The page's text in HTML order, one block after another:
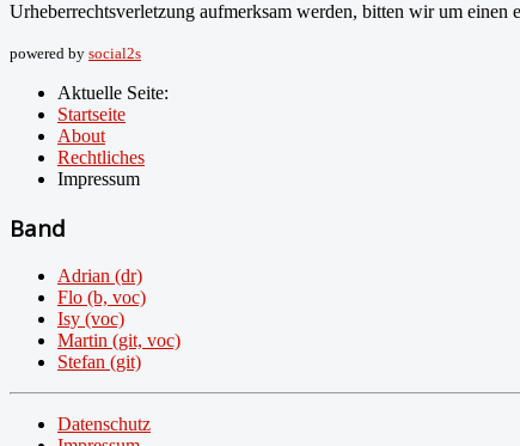
Urheberrechtsverletzung aufmerksam werden, bitten wir um
powered by social2s
Aktuelle Seite:
Startseite
About
Rechtliches
Impressum
Band
Adrian (dr)
Flo (b, voc)
Isy (voc)
Martin (git, voc)
Stefan (git)
Datenschutz